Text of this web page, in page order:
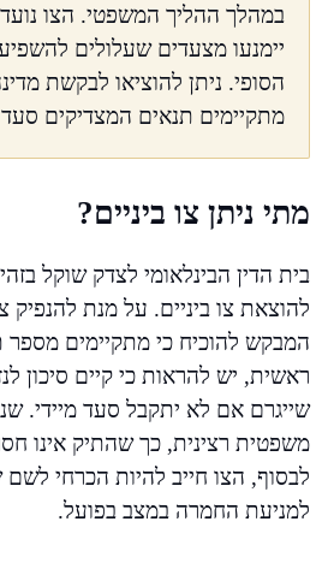
במהלך ההליך המשפטי. הצו
יימנעו מצעדים שעלולים
הסופי. ניתן להוציאו לבקשת
מתקיימים תנאים המצדיקים סעד
מתי ניתן צו ביניים?
בית הדין הבינלאומי לצדק שוקל
להוצאת צו ביניים. על מנת להנפיק
המבקש להוכיח כי מתקיימים מספר
ראשית, יש להראות כי קיים סיכון
שייגרם אם לא יתקבל סעד מיידי.
משפטית רצינית, כך שהתיק אינו
לבסוף, הצו חייב להיות הכרחי לשם
למניעת החמרה במצב בפועל.